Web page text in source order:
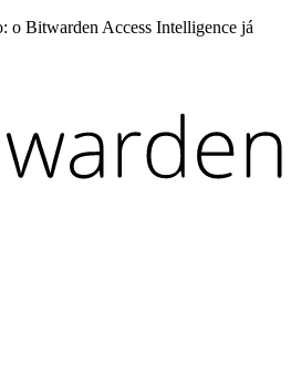
o Bitwarden Access Intelligence já